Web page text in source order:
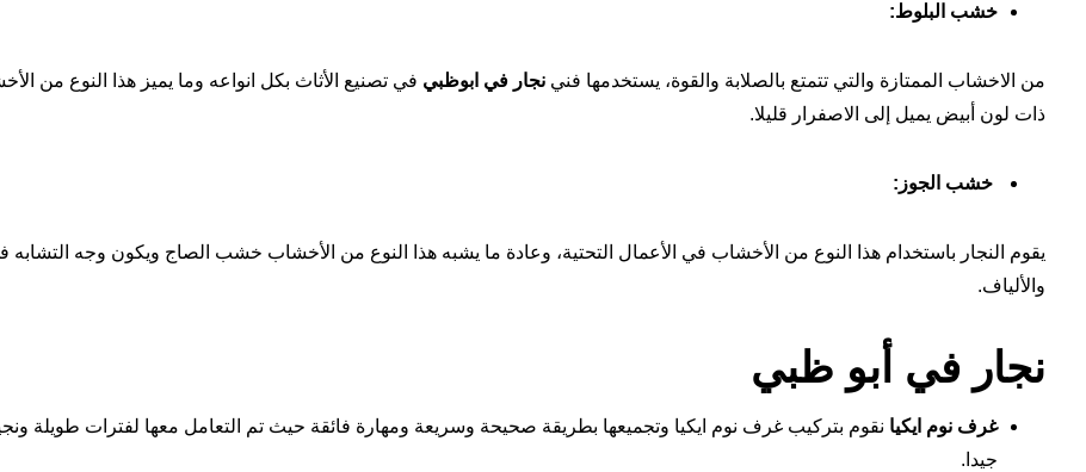
خشب البلوط:
من الاخشاب الممتازة والتي تتمتع بالصلابة والقوة، يستخدمها فني نجار في ابوظبي في تصنيع الأثاث بكل انواعه وما يميز هذا النوع من
ذات لون أبيض يميل إلى الاصفرار قليلا.
خشب الجوز:
يقوم النجار باستخدام هذا النوع من الأخشاب في الأعمال التحتية، وعادة ما يشبه هذا النوع من الأخشاب خشب الصاج ويكون وجه التشابه
والألياف.
نجار في أبو ظبي
غرف نوم ايكيا نقوم بتركيب غرف نوم ايكيا وتجميعها بطريقة صحيحة وسريعة ومهارة فائقة حيث تم التعامل معها لفترات طويلة
جيدا.